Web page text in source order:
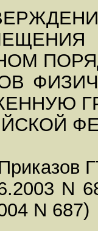
N
N 687)